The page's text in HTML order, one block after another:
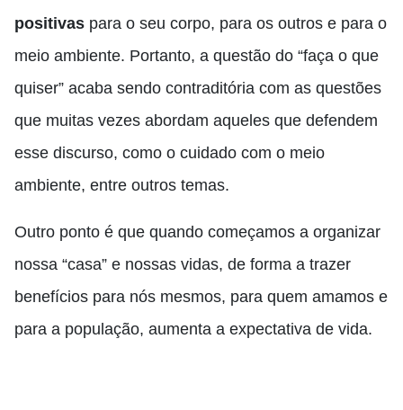
positivas para o seu corpo, para os outros e para o
meio ambiente. Portanto, a questão do “faça o que
quiser” acaba sendo contraditória com as questões
que muitas vezes abordam aqueles que defendem
esse discurso, como o cuidado com o meio
ambiente, entre outros temas.
Outro ponto é que quando começamos a organizar
nossa “casa” e nossas vidas, de forma a trazer
benefícios para nós mesmos, para quem amamos e
para a população, aumenta a expectativa de vida.